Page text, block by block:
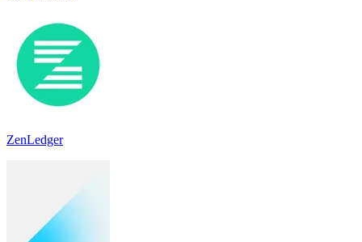
ZenLedger